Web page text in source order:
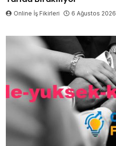
Online İş Fikirleri 6 Ağustos 2026